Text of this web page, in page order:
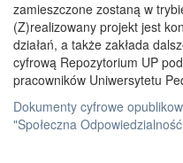
zamieszczone zostaną w
(Z)realizowany projekt jest
działań, a także zakłada
cyfrową Repozytorium UP
pracowników Uniwersytetu
Dokumenty cyfrowe
"Społeczna